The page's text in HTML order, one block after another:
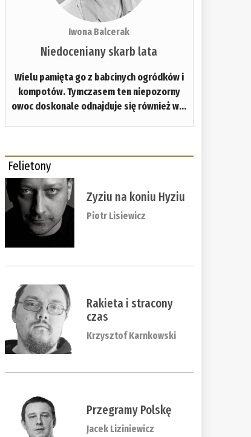
Iwona Balcerak
Niedoceniany skarb lata
Wielu pamięta go z babcinych ogródków i
kompotów. Tymczasem ten niepozorny
owoc doskonale odnajduje się również w...
Felietony
Zyziu na koniu Hyziu
Piotr Lisiewicz
Rakieta i stracony
czas
Krzysztof Karnkowski
Przegramy Polskę
Jacek Liziniewicz